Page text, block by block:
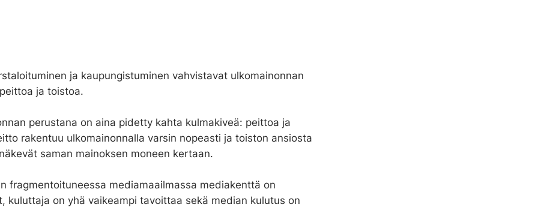
ja kaupungistuminen vahvistavat ulkomainonnan
ja toistoa.
perustana on aina pidetty kahta kulmakiveä: peittoa ja
rakentuu ulkomainonnalla varsin nopeasti ja toiston ansiosta
saman mainoksen moneen kertaan.
fragmentoituneessa mediamaailmassa mediakenttä on
kuluttaja on yhä vaikeampi tavoittaa sekä median kulutus on